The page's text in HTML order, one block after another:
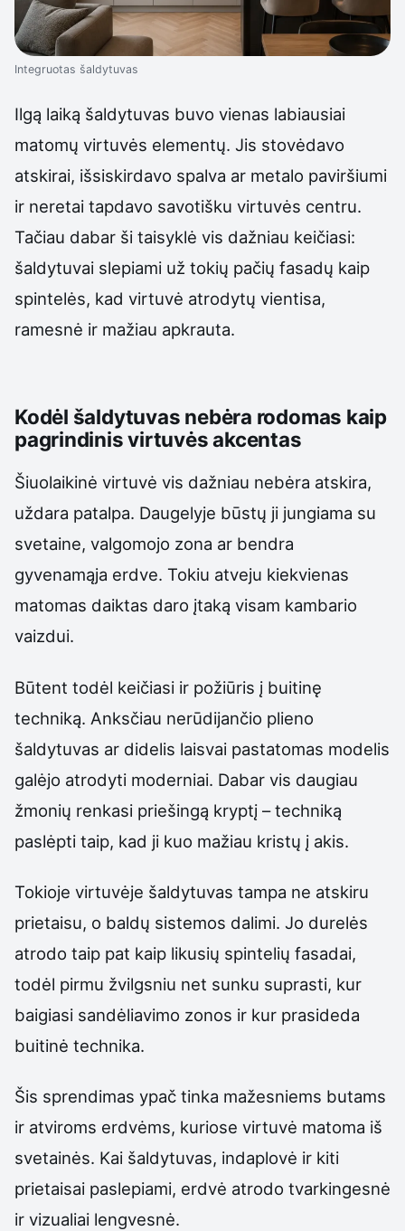
Integruotas šaldytuvas
Ilgą laiką šaldytuvas buvo vienas labiausiai
matomų virtuvės elementų. Jis stovėdavo
atskirai, išsiskirdavo spalva ar metalo paviršiumi
ir neretai tapdavo savotišku virtuvės centru.
Tačiau dabar ši taisyklė vis dažniau keičiasi:
šaldytuvai slepiami už tokių pačių fasadų kaip
spintelės, kad virtuvė atrodytų vientisa,
ramesnė ir mažiau apkrauta.
Kodėl šaldytuvas nebėra rodomas kaip
pagrindinis virtuvės akcentas
Šiuolaikinė virtuvė vis dažniau nebėra atskira,
uždara patalpa. Daugelyje būstų ji jungiama su
svetaine, valgomojo zona ar bendra
gyvenamąja erdve. Tokiu atveju kiekvienas
matomas daiktas daro įtaką visam kambario
vaizdui.
Būtent todėl keičiasi ir požiūris į buitinę
techniką. Anksčiau nerūdijančio plieno
šaldytuvas ar didelis laisvai pastatomas modelis
galėjo atrodyti moderniai. Dabar vis daugiau
žmonių renkasi priešingą kryptį – techniką
paslėpti taip, kad ji kuo mažiau kristų į akis.
Tokioje virtuvėje šaldytuvas tampa ne atskiru
prietaisu, o baldų sistemos dalimi. Jo durelės
atrodo taip pat kaip likusių spintelių fasadai,
todėl pirmu žvilgsniu net sunku suprasti, kur
baigiasi sandėliavimo zonos ir kur prasideda
buitinė technika.
Šis sprendimas ypač tinka mažesniems butams
ir atviroms erdvėms, kuriose virtuvė matoma iš
svetainės. Kai šaldytuvas, indaplovė ir kiti
prietaisai paslepiami, erdvė atrodo tvarkingesnė
ir vizualiai lengvesnė.